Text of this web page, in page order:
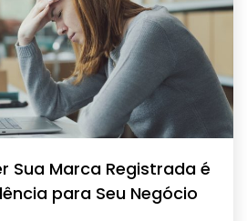
Sua Marca Registrada é
para Seu Negócio